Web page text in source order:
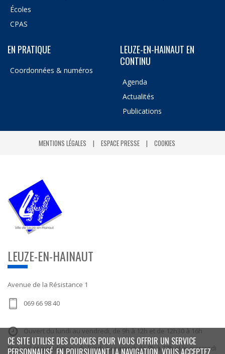
Écoles
CPAS
EN PRATIQUE
Coordonnées & numéros
LEUZE-EN-HAINAUT EN
CONTINU
Agenda
Actualités
Publications
MENTIONS LÉGALES ESPACE PRESSE COOKIES
LEUZE-EN-HAINAUT
Avenue de la Résistance 1
069 66 98 40
Ouvert du lundi au vendredi, de 9h à 12h et de 12h30 à 16h
Etat civil et population : du lundi au samedi de 9h à 12h et le mercredi
CE SITE UTILISE DES COOKIES POUR VOUS OFFRIR UN SERVICE